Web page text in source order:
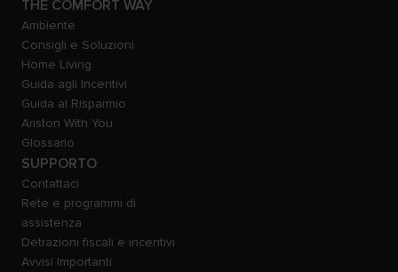
THE COMFORT WAY
Ambiente
Consigli e Soluzioni
Home Living
Guida agli Incentivi
Guida al Risparmio
Ariston With You
Glossario
SUPPORTO
Contattaci
Rete e programmi di
assistenza
Detrazioni fiscali e incentivi
Avvisi Importanti